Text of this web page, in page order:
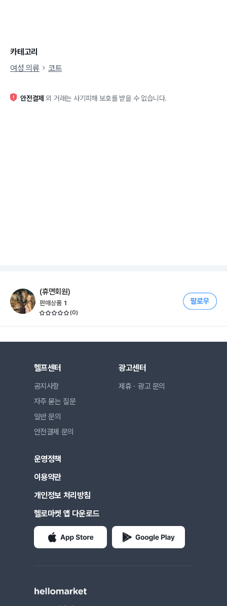
카테고리
여성 의류
코트
안전결제 외 거래는 사기피해 보호를 받을 수 없습니다.
(휴면회원)
판매상품 1
(0)
헬프센터
공지사항
자주 묻는 질문
일반 문의
안전결제 문의
광고센터
제휴ㆍ광고 문의
운영정책
이용약관
개인정보 처리방침
헬로마켓 앱 다운로드